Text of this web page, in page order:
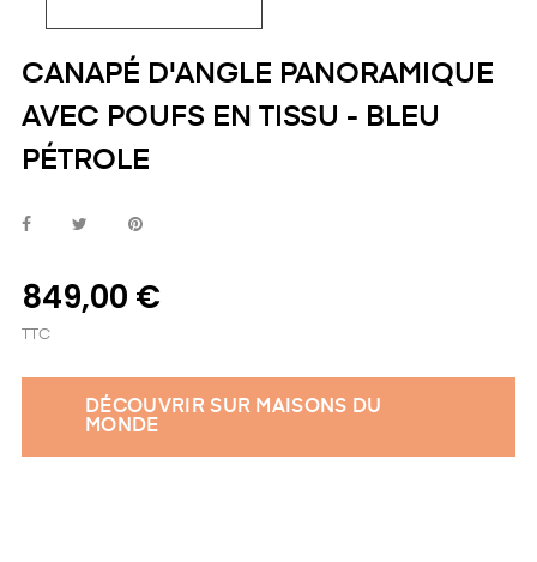
CANAPÉ D'ANGLE PANORAMIQUE
AVEC POUFS EN TISSU - BLEU
PÉTROLE
849,00 €
TTC
DÉCOUVRIR SUR MAISONS DU
MONDE